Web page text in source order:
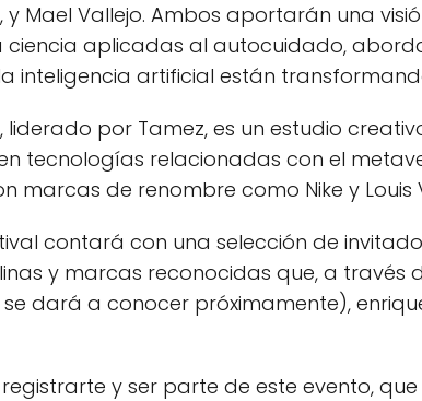
y Mael Vallejo. Ambos aportarán una
ciencia aplicadas al autocuidado,
inteligencia artificial están
liderado por Tamez, es un estudio
tecnologías relacionadas con el
marcas de renombre como Nike y Louis
contará con una selección de
y marcas reconocidas que, a través
dará a conocer próximamente),
y ser parte de este evento,